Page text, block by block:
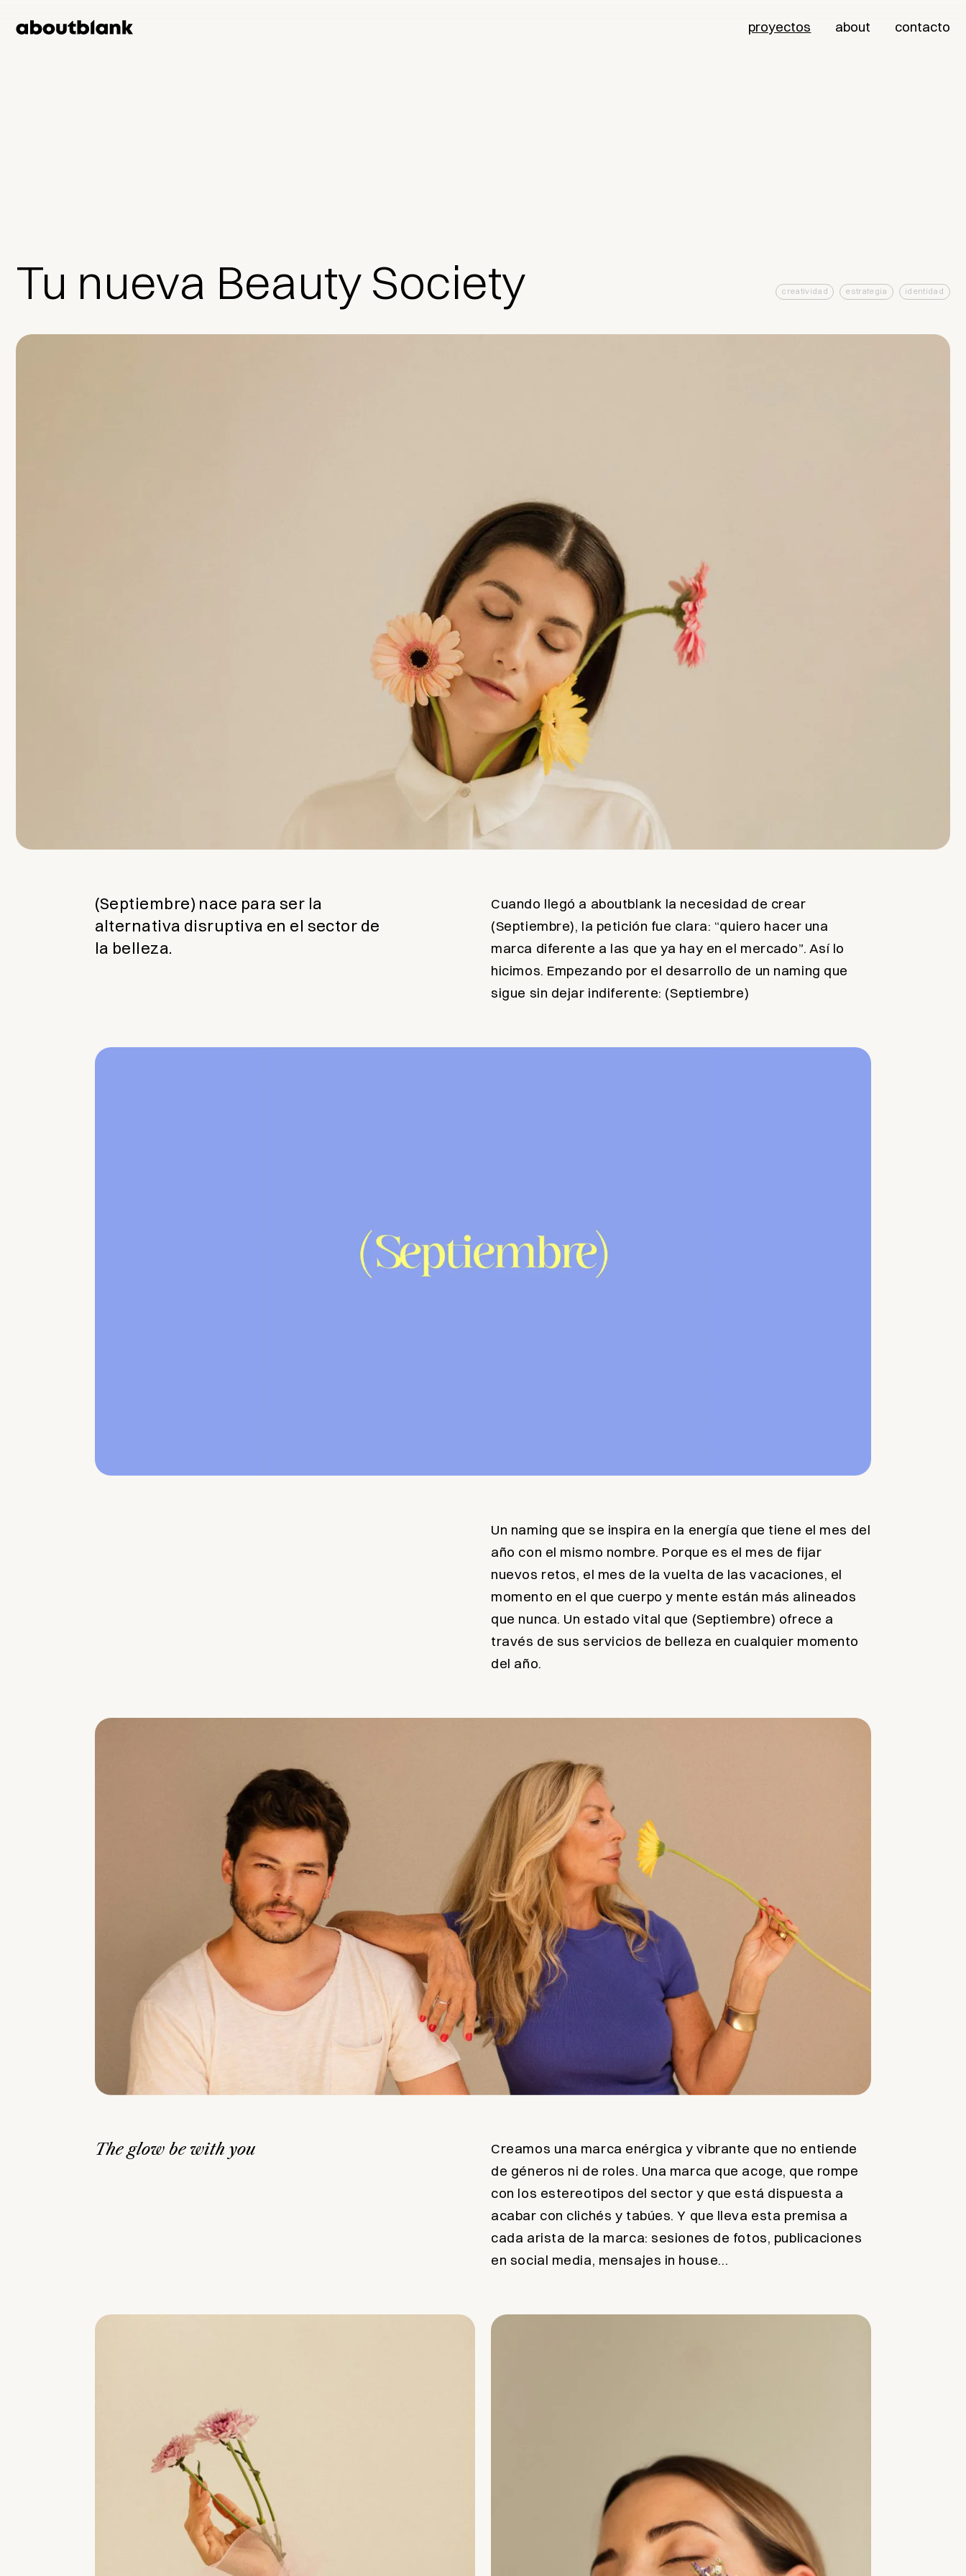
proyectos about contacto
Tu nueva Beauty Society creatividad estrategia identidad
(Septiembre) nace para ser la
alternativa disruptiva en el sector de
la belleza.
Cuando llegó a aboutblank la necesidad de crear
(Septiembre), la petición fue clara: “quiero hacer una
marca diferente a las que ya hay en el mercado”. Así lo
hicimos. Empezando por el desarrollo de un naming que
sigue sin dejar indiferente: (Septiembre)
Un naming que se inspira en la energía que tiene el mes del
año con el mismo nombre. Porque es el mes de fijar
nuevos retos, el mes de la vuelta de las vacaciones, el
momento en el que cuerpo y mente están más alineados
que nunca. Un estado vital que (Septiembre) ofrece a
través de sus servicios de belleza en cualquier momento
del año.
The glow be with you
Creamos una marca enérgica y vibrante que no entiende
de géneros ni de roles. Una marca que acoge, que rompe
con los estereotipos del sector y que está dispuesta a
acabar con clichés y tabúes. Y que lleva esta premisa a
cada arista de la marca: sesiones de fotos, publicaciones
en social media, mensajes in house…